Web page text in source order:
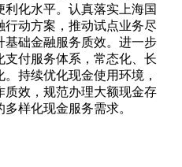
化水平。认真落实上海国
行动方案，推动试点业务尽
基础金融服务质效。进一步
付服务体系，常态化、长
持续优化现金使用环境，
质效，规范办理大额现金存
样化现金服务需求。